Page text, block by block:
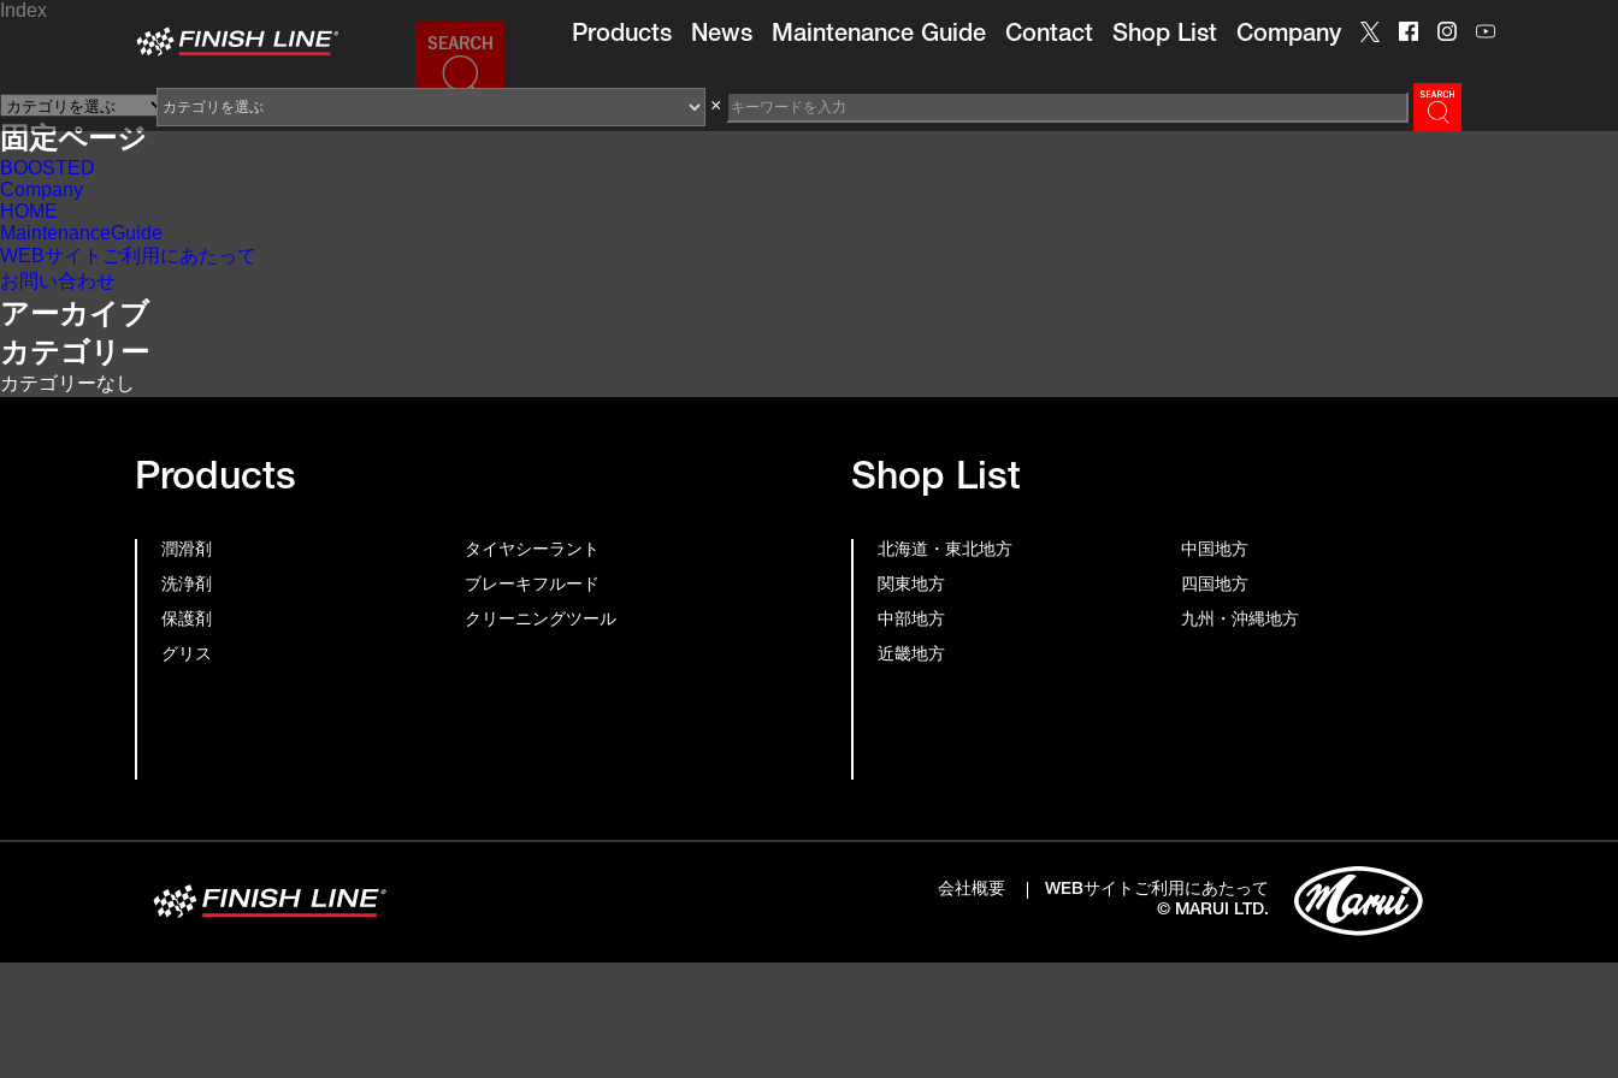
Company
Shop List
Contact
Maintenance Guide
News
Products
×
Index
×
固定ページ
BOOSTED
Company
HOME
MaintenanceGuide
WEBサイトご利用にあたって
お問い合わせ
アーカイブ
カテゴリー
カテゴリーなし
Products
潤滑剤
洗浄剤
保護剤
グリス
タイヤシーラント
ブレーキフルード
クリーニングツール
Shop List
北海道・東北地方
関東地方
中部地方
近畿地方
中国地方
四国地方
九州・沖縄地方
会社概要
WEBサイトご利用にあたって
© MARUI LTD.